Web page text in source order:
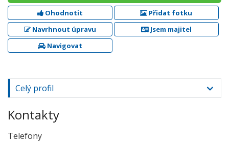
Ohodnotit
Přidat fotku
Navrhnout úpravu
Jsem majitel
Navigovat
Celý profil
Kontakty
Telefony